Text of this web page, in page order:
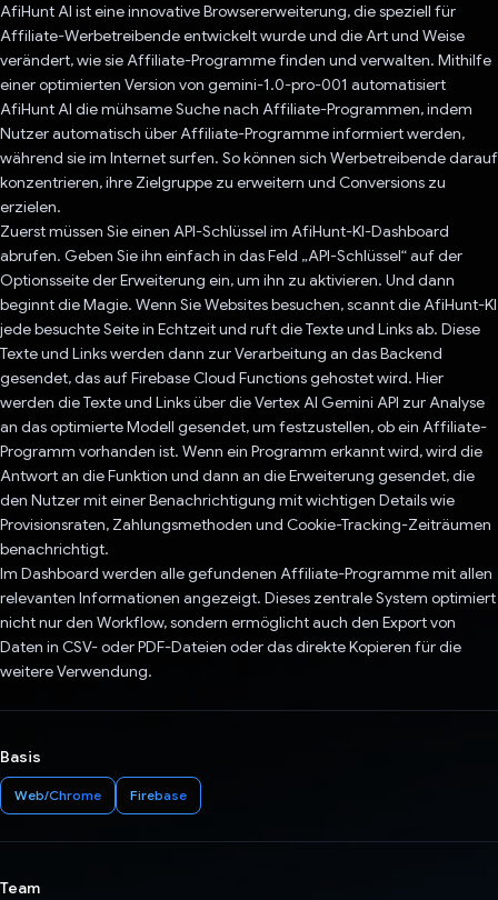
AfiHunt AI ist eine innovative Browsererweiterung, die speziell für
Affiliate-Werbetreibende entwickelt wurde und die Art und Weise
verändert, wie sie Affiliate-Programme finden und verwalten. Mithilfe
einer optimierten Version von gemini-1.0-pro-001 automatisiert
AfiHunt AI die mühsame Suche nach Affiliate-Programmen, indem
Nutzer automatisch über Affiliate-Programme informiert werden,
während sie im Internet surfen. So können sich Werbetreibende darauf
konzentrieren, ihre Zielgruppe zu erweitern und Conversions zu
erzielen.
Zuerst müssen Sie einen API-Schlüssel im AfiHunt-KI-Dashboard
abrufen. Geben Sie ihn einfach in das Feld „API-Schlüssel“ auf der
Optionsseite der Erweiterung ein, um ihn zu aktivieren. Und dann
beginnt die Magie. Wenn Sie Websites besuchen, scannt die AfiHunt-KI
jede besuchte Seite in Echtzeit und ruft die Texte und Links ab. Diese
Texte und Links werden dann zur Verarbeitung an das Backend
gesendet, das auf Firebase Cloud Functions gehostet wird. Hier
werden die Texte und Links über die Vertex AI Gemini API zur Analyse
an das optimierte Modell gesendet, um festzustellen, ob ein Affiliate-
Programm vorhanden ist. Wenn ein Programm erkannt wird, wird die
Antwort an die Funktion und dann an die Erweiterung gesendet, die
den Nutzer mit einer Benachrichtigung mit wichtigen Details wie
Provisionsraten, Zahlungsmethoden und Cookie-Tracking-Zeiträumen
benachrichtigt.
Im Dashboard werden alle gefundenen Affiliate-Programme mit allen
relevanten Informationen angezeigt. Dieses zentrale System optimiert
nicht nur den Workflow, sondern ermöglicht auch den Export von
Daten in CSV- oder PDF-Dateien oder das direkte Kopieren für die
weitere Verwendung.
Basis
Web/Chrome Firebase
Team